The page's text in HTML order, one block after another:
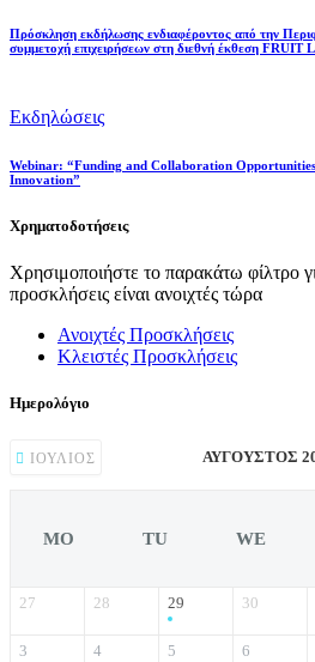
Πρόσκληση εκδήλωσης ενδιαφέροντος από την
συμμετοχή επιχειρήσεων στη διεθνή έκθεση
Εκδηλώσεις
Webinar: “Funding and Collaboration
Innovation”
Χρηματοδοτήσεις
Χρησιμοποιήστε το παρακάτω φίλτρο
προσκλήσεις είναι ανοιχτές τώρα
Ανοιχτές Προσκλήσεις
Κλειστές Προσκλήσεις
Ημερολόγιο
ΙΟΎΛΙΟΣ ΑΎΓΟΥΣΤΟΣ
MO TU WE
27 28 29 30
3 4 5 6